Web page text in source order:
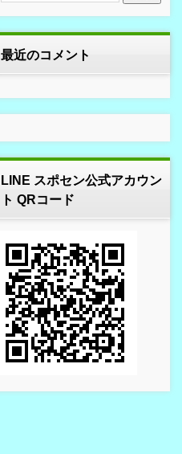
最近のコメント
LINE スポセン公式アカウン
ト QRコード